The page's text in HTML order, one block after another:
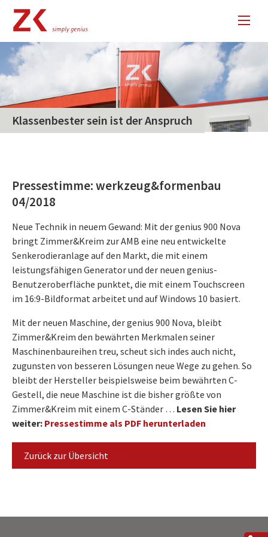
Klassenbester sein ist der Anspruch
Pressestimme: werkzeug&formenbau
04/2018
Neue Technik in neuem Gewand: Mit der genius 900 Nova
bringt Zimmer&Kreim zur AMB eine neu entwickelte
Senkerodieranlage auf den Markt, die mit einem
leistungsfähigen Generator und der neuen genius-
Benutzeroberfläche punktet, die mit einem Touchscreen
im 16:9-Bildformat arbeitet und auf Windows 10 basiert.
Mit der neuen Maschine, der genius 900 Nova, bleibt
Zimmer&Kreim den bewährten Merkmalen seiner
Maschinenbaureihen treu, scheut sich indes auch nicht,
zugunsten von besseren Lösungen neue Wege zu gehen. So
bleibt der Hersteller beispielsweise beim bewährten C-
Gestell, die neue Maschine ist die bisher größte von
Zimmer&Kreim mit einem C-Ständer … Lesen Sie hier
weiter: Pressestimme als PDF herunterladen
Zurück zur Übersicht